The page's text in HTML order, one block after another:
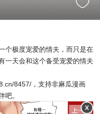
个极度宠爱的情夫，而只是在
一天会和这个备受宠爱的情夫
8457/，支持非麻瓜漫画
吧。